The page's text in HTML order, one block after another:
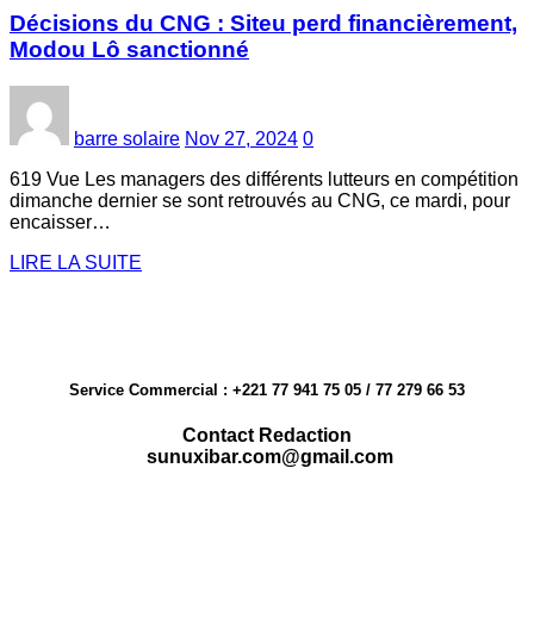
Décisions du CNG : Siteu perd financièrement,
Modou Lô sanctionné
barre solaire Nov 27, 2024 0
619 Vue Les managers des différents lutteurs en compétition
dimanche dernier se sont retrouvés au CNG, ce mardi, pour
encaisser…
LIRE LA SUITE
Service Commercial : +221 77 941 75 05 / 77 279 66 53
Contact Redaction
sunuxibar.com@gmail.com